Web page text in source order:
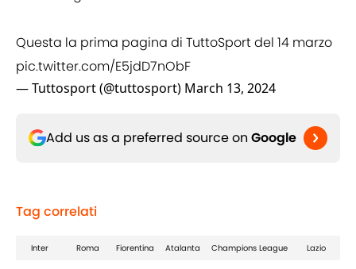
Questa la prima pagina di TuttoSport del 14 marzo
pic.twitter.com/E5jdD7nObF
— Tuttosport (@tuttosport) March 13, 2024
Add us as a preferred source on Google
Tag correlati
Inter Roma Fiorentina Atalanta Champions League Lazio